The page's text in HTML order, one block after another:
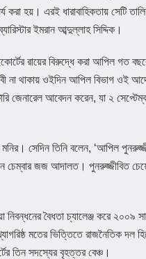
করা হয়। এরই ধারাবাহিকতায় সেটি
ইমরান আব্দুল্লাহ সিদ্দিক।
রায়ের বিরুদ্ধে করা আপিল গত
না থাকায় ওইদিন আপিল বিভাগ ওই
জেনারেল আবেদন করেন, যা ২
সেদিন তিনি বলেন, ‘আপিল
চেম্বার জজ আদালত। পুনরুজ্জীবিত
বৈধতা চ্যালেঞ্জ করে ২০০৯
মতের ভিত্তিতে রাজনৈতিক দল
তিন সদস্যের বৃহত্তর বেঞ্চ।